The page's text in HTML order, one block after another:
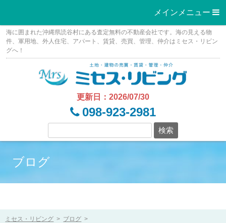
メインメニュー 
Skip
content
海に囲まれた沖縄県読谷村にある査定無料の不動産会社です。海の見える物
件、軍用地、外人住宅、アパート、賃貸、売買、管理、仲介はミセス・リビン
グへ！
更新日：2026/07/30
098-923-2981
ブログ
ミセス・リビング > ブログ >